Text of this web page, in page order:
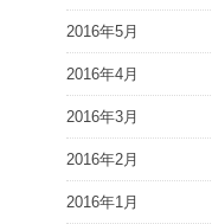
2016年5月
2016年4月
2016年3月
2016年2月
2016年1月